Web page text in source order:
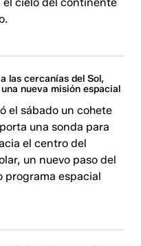
las cercanías del Sol,
nueva misión espacial
el sábado un cohete
una sonda para
el centro del
un nuevo paso del
programa espacial